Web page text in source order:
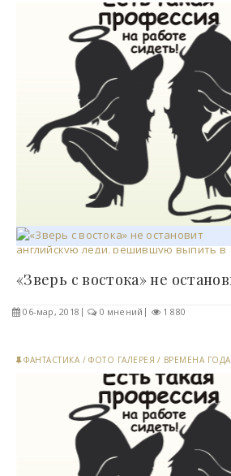
06-мар, 2018 0 мнений 1 880
ФАНТАСТИКА /ФОТО ГАЛЕРЕЯ / ВРЕМЕНА ГОДА